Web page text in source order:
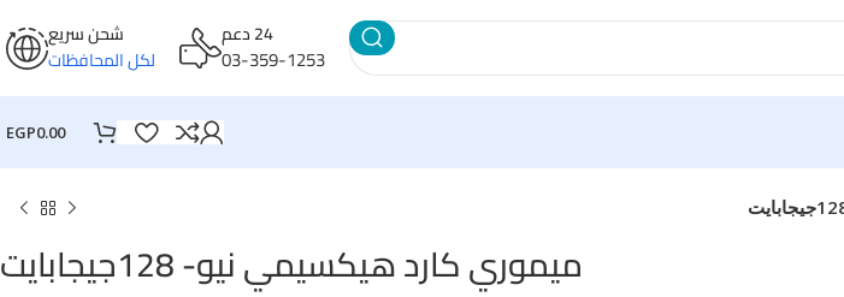
24 دعم
03-359-1253
شحن سريع
لكل المحافظات
EGP0.00
ميموري كارد هيكسيمي نيو- 128جيجابايت